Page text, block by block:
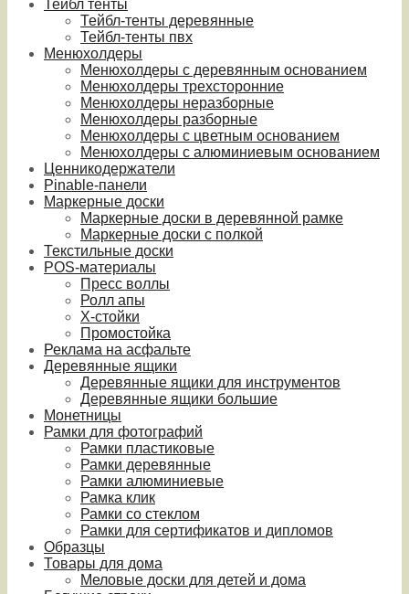
Тейбл тенты
Тейбл-тенты деревянные
Тейбл-тенты пвх
Менюхолдеры
Менюхолдеры с деревянным основанием
Менюхолдеры трехсторонние
Менюхолдеры неразборные
Менюхолдеры разборные
Менюхолдеры с цветным основанием
Менюхолдеры с алюминиевым основанием
Ценникодержатели
Pinable-панели
Маркерные доски
Маркерные доски в деревянной рамке
Маркерные доски с полкой
Текстильные доски
POS-материалы
Пресс воллы
Ролл апы
Х-стойки
Промостойка
Реклама на асфальте
Деревянные ящики
Деревянные ящики для инструментов
Деревянные ящики большие
Монетницы
Рамки для фотографий
Рамки пластиковые
Рамки деревянные
Рамки алюминиевые
Рамка клик
Рамки со стеклом
Рамки для сертификатов и дипломов
Образцы
Товары для дома
Меловые доски для детей и дома